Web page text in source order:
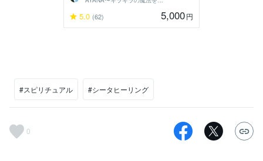
5.0 (62) 5,000円
#スピリチュアル #シータヒーリング
0